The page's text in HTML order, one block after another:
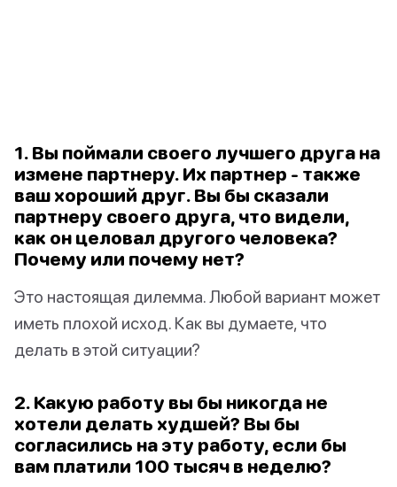
1. Вы поймали своего лучшего друга на
измене партнеру. Их партнер - также
ваш хороший друг. Вы бы сказали
партнеру своего друга, что видели,
как он целовал другого человека?
Почему или почему нет?
Это настоящая дилемма. Любой вариант может
иметь плохой исход. Как вы думаете, что
делать в этой ситуации?
2. Какую работу вы бы никогда не
хотели делать худшей? Вы бы
согласились на эту работу, если бы
вам платили 100 тысяч в неделю?